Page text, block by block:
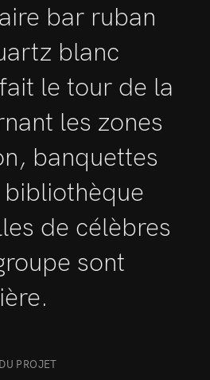
bar ruban
blanc
le tour de la
les zones
banquettes
de célèbres
sont
PROJET